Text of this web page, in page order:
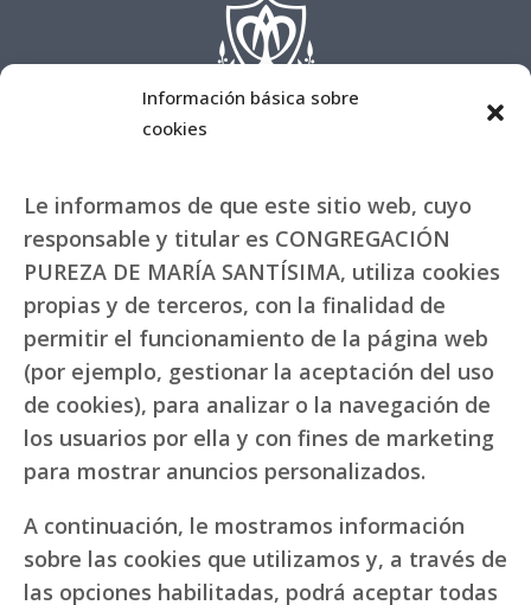
Información básica sobre
cookies
Le informamos de que este sitio web, cuyo
responsable y titular es CONGREGACIÓN
PUREZA DE MARÍA SANTÍSIMA, utiliza cookies
propias y de terceros, con la finalidad de
permitir el funcionamiento de la página web
(por ejemplo, gestionar la aceptación del uso
de cookies), para analizar o la navegación de
los usuarios por ella y con fines de marketing
para mostrar anuncios personalizados.
A continuación, le mostramos información
sobre las cookies que utilizamos y, a través de
las opciones habilitadas, podrá aceptar todas